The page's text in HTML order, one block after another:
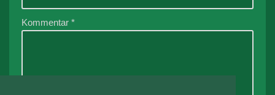
Kommentar *